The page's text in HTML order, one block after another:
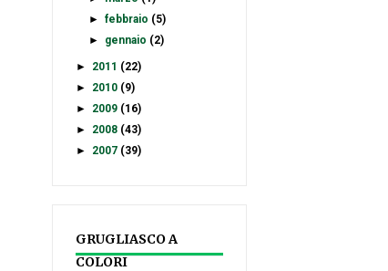
►febbraio (5)
► gennaio (2)
► 2011 (22)
► 2010 (9)
► 2009 (16)
► 2008 (43)
► 2007 (39)
GRUGLIASCO A
COLORI